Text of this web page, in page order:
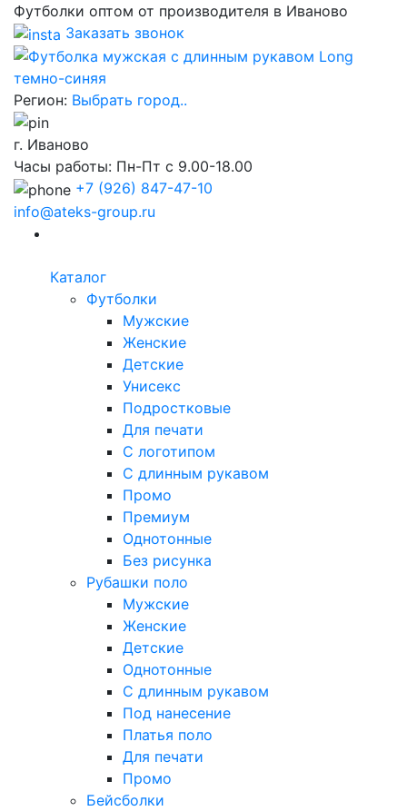
Футболки оптом от производителя в Иваново
Заказать звонок
Регион: Выбрать город..
г. Иваново
Часы работы: Пн-Пт с 9.00-18.00
+7 (926) 847-47-10
info@ateks-group.ru
Каталог
Футболки
Мужские
Женские
Детские
Унисекс
Подростковые
Для печати
С логотипом
С длинным рукавом
Промо
Премиум
Однотонные
Без рисунка
Рубашки поло
Мужские
Женские
Детские
Однотонные
С длинным рукавом
Под нанесение
Платья поло
Для печати
Промо
Бейсболки